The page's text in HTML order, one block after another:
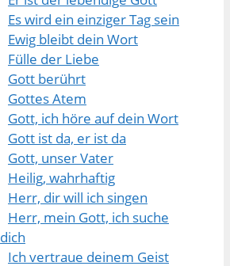
Es wird ein einziger Tag sein
Ewig bleibt dein Wort
Fülle der Liebe
Gott berührt
Gottes Atem
Gott, ich höre auf dein Wort
Gott ist da, er ist da
Gott, unser Vater
Heilig, wahrhaftig
Herr, dir will ich singen
Herr, mein Gott, ich suche
dich
Ich vertraue deinem Geist